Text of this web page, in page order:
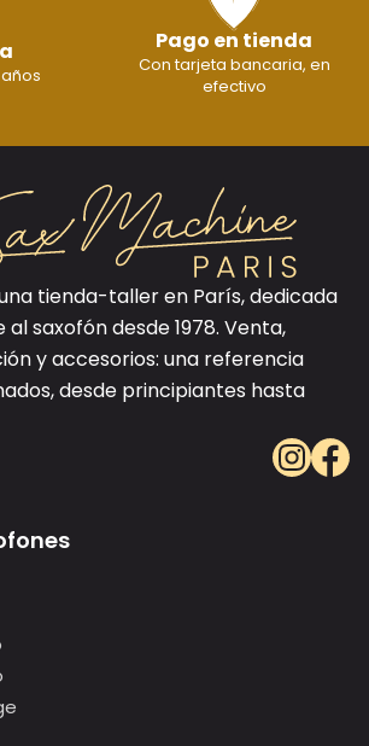
Pago en tienda
Con tarjeta bancaria, en
efectivo
tienda-taller en París, dedicada
saxofón desde 1978. Venta,
y accesorios: una referencia
desde principiantes hasta